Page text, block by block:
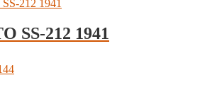
SS-212 1941